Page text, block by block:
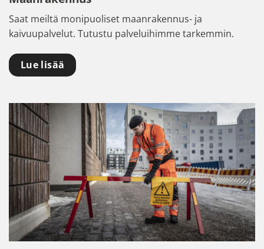
Saat meiltä monipuoliset maanrakennus- ja
kaivuupalvelut. Tutustu palveluihimme tarkemmin.
Lue lisää